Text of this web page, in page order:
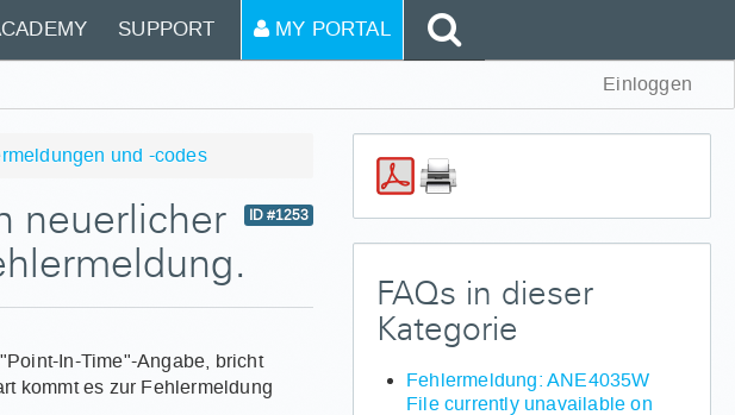
SUPPORT MY PORTAL
Einloggen
und -codes
ID #1253
neuerlicher
In-Time"-Angabe, bricht
kommt es zur Fehlermeldung
FAQs in dieser
Kategorie
Fehlermeldung: ANE4035W
File currently unavailable on